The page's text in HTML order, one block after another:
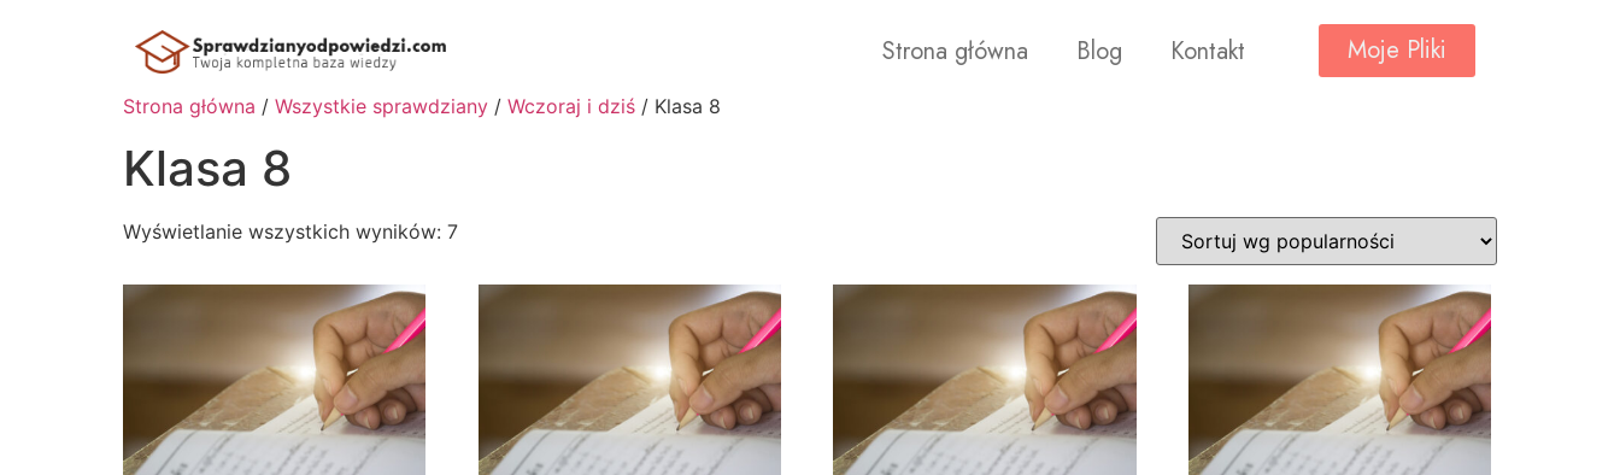
Strona główna Blog Kontakt Moje Pliki
Strona główna / Wszystkie sprawdziany / Wczoraj i dziś / Klasa 8
Klasa 8
Wyświetlanie wszystkich wyników: 7